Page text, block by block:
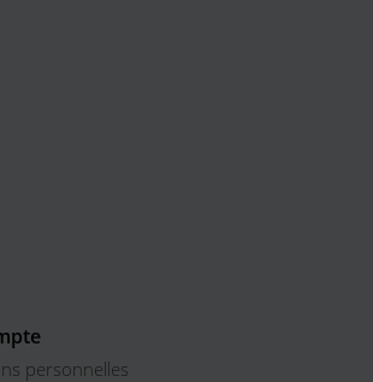
personnelles